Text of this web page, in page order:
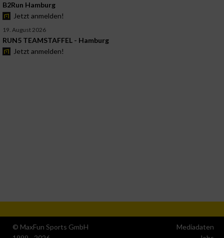
B2Run Hamburg
Jetzt anmelden!
19. August 2026
RUN5 TEAMSTAFFEL - Hamburg
Jetzt anmelden!
© MaxFun Sports GmbH
Mediadaten